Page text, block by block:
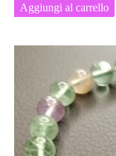
Aggiungi al carrello